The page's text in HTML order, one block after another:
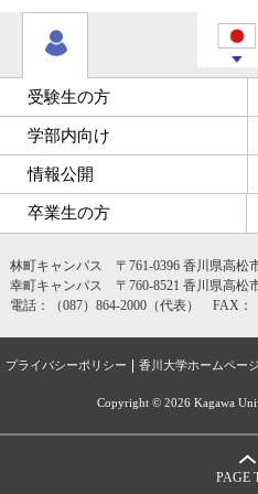
受験生の方
学部内向け
情報公開
卒業生の方
林町キャンパス 〒761-0396 香川県高松
幸町キャンパス 〒760-8521 香川県高松
電話：（087）864-2000（代表） FAX：
プライバシーポリシー 香川大学ホームページ
Copyright © 2026 Kagawa
PAGE